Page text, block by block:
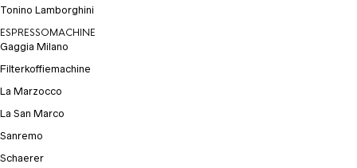
Tonino Lamborghini
ESPRESSOMACHINE
Gaggia Milano
Filterkoffiemachine
La Marzocco
La San Marco
Sanremo
Schaerer